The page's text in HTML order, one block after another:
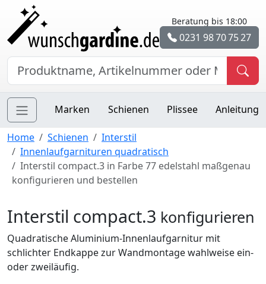
Beratung bis 18:00
0231 98 70 75 27
Marken Schienen Plissee Anleitung
Home Schienen
Interstil
Innenlaufgarnituren quadratisch
Interstil compact.3 in Farbe 77 edelstahl maßgenau
konfigurieren und bestellen
Interstil compact.3 konfigurieren
Quadratische Aluminium-Innenlaufgarnitur mit
schlichter Endkappe zur Wandmontage wahlweise ein-
oder zweiläufig.